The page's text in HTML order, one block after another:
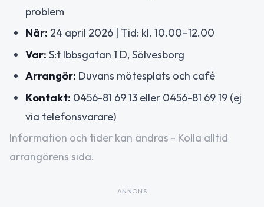
problem
När: 24 april 2026 | Tid: kl. 10.00–12.00
Var: S:t Ibbsgatan 1 D, Sölvesborg
Arrangör: Duvans mötesplats och café
Kontakt: 0456-81 69 13 eller 0456-81 69 19 (ej
via telefonsvarare)
Information och tider kan ändras - Kolla alltid
arrangörens sida.
ANNONS